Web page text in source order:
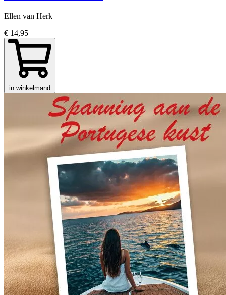
Ellen van Herk
€ 14,95
in winkelmand